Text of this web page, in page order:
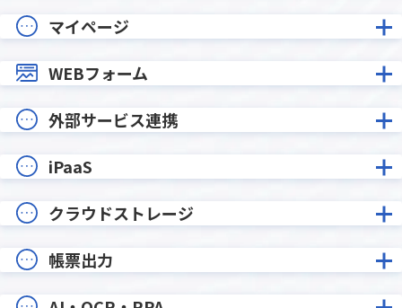
マイページ
WEBフォーム
外部サービス連携
iPaaS
クラウドストレージ
帳票出力